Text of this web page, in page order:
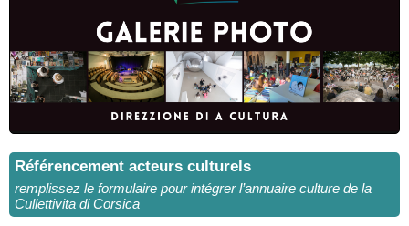
Référencement acteurs culturels
remplissez le formulaire pour intégrer l’annuaire culture de la
Cullettivita di Corsica